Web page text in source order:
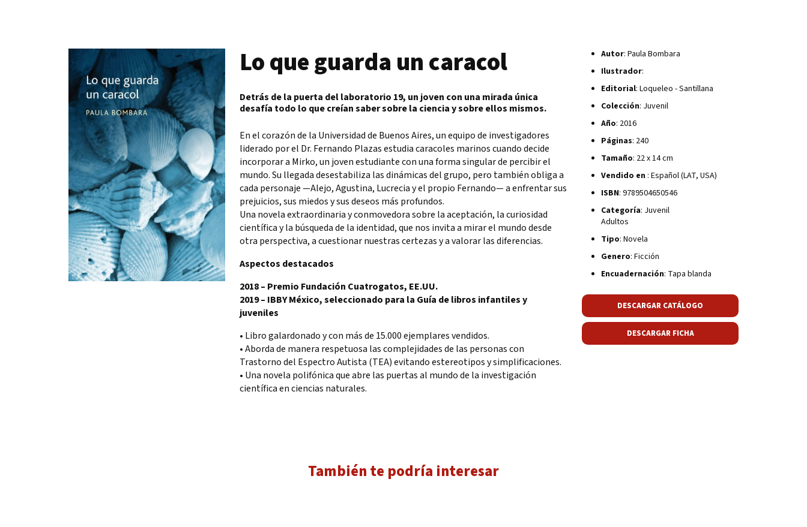
Lo que guarda un caracol
Detrás de la puerta del laboratorio 19, un joven con una mirada única
desafía todo lo que creían saber sobre la ciencia y sobre ellos mismos.
En el corazón de la Universidad de Buenos Aires, un equipo de investigadores
liderado por el Dr. Fernando Plazas estudia caracoles marinos cuando decide
incorporar a Mirko, un joven estudiante con una forma singular de percibir el
mundo. Su llegada desestabiliza las dinámicas del grupo, pero también obliga a
cada personaje —Alejo, Agustina, Lucrecia y el propio Fernando— a enfrentar sus
prejuicios, sus miedos y sus deseos más profundos.
Una novela extraordinaria y conmovedora sobre la aceptación, la curiosidad
científica y la búsqueda de la identidad, que nos invita a mirar el mundo desde
otra perspectiva, a cuestionar nuestras certezas y a valorar las diferencias.
Aspectos destacados
2018 – Premio Fundación Cuatrogatos, EE.UU.
2019 – IBBY México, seleccionado para la Guía de libros infantiles y
juveniles
• Libro galardonado y con más de 15.000 ejemplares vendidos.
• Aborda de manera respetuosa las complejidades de las personas con
Trastorno del Espectro Autista (TEA) evitando estereotipos y simplificaciones.
• Una novela polifónica que abre las puertas al mundo de la investigación
científica en ciencias naturales.
Autor: Paula Bombara
Ilustrador:
Editorial: Loqueleo - Santillana
Colección: Juvenil
Año: 2016
Páginas: 240
Tamaño: 22 x 14 cm
Vendido en : Español (LAT, USA)
ISBN: 9789504650546
Categoría: Juvenil
Adultos
Tipo: Novela
Genero: Ficción
Encuadernación: Tapa blanda
DESCARGAR CATÁLOGO
DESCARGAR FICHA
También te podría interesar